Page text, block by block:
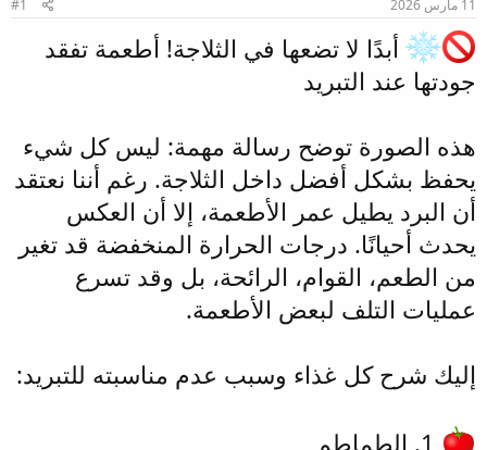
م
و
ض
ع
د
ء
11 مارس 2026 #1
أبدًا لا تضعها في الثلاجة! أطعمة تفقد
جودتها عند التبريد
هذه الصورة توضح رسالة مهمة: ليس كل شيء
يحفظ بشكل أفضل داخل الثلاجة. رغم أننا نعتقد
أن البرد يطيل عمر الأطعمة، إلا أن العكس
يحدث أحيانًا. درجات الحرارة المنخفضة قد تغير
من الطعم، القوام، الرائحة، بل وقد تسرع
عمليات التلف لبعض الأطعمة.
إليك شرح كل غذاء وسبب عدم مناسبته للتبريد: